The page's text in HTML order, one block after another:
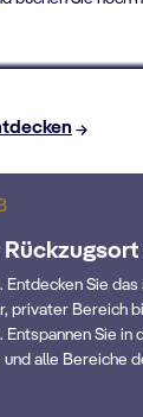
Entdecken Sie
privater Bereich
Sie in
und alle Bereiche
&
rund
Services